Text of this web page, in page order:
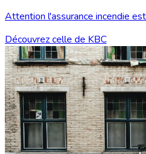
Attention l'assurance incendie
Découvrez celle de KBC